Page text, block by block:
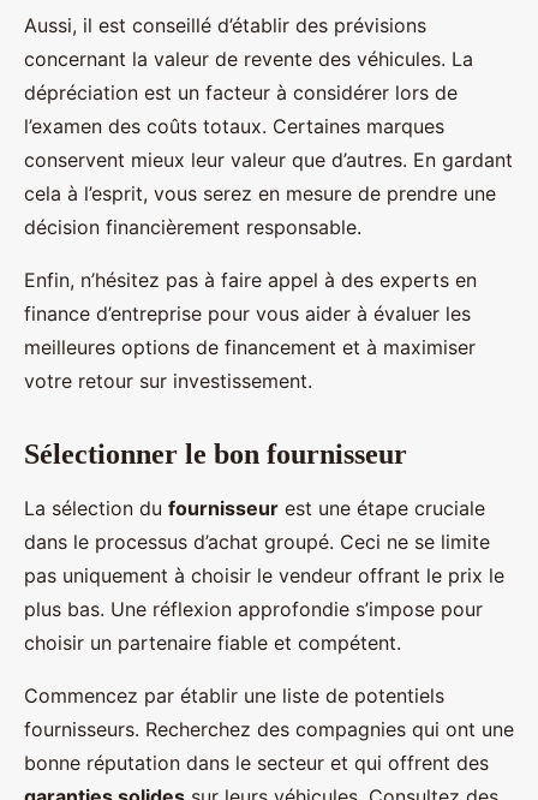
Aussi, il est conseillé d’établir des prévisions
concernant la valeur de revente des véhicules. La
dépréciation est un facteur à considérer lors de
l’examen des coûts totaux. Certaines marques
conservent mieux leur valeur que d’autres. En gardant
cela à l’esprit, vous serez en mesure de prendre une
décision financièrement responsable.
Enfin, n’hésitez pas à faire appel à des experts en
finance d’entreprise pour vous aider à évaluer les
meilleures options de financement et à maximiser
votre retour sur investissement.
Sélectionner le bon fournisseur
La sélection du fournisseur est une étape cruciale
dans le processus d’achat groupé. Ceci ne se limite
pas uniquement à choisir le vendeur offrant le prix le
plus bas. Une réflexion approfondie s’impose pour
choisir un partenaire fiable et compétent.
Commencez par établir une liste de potentiels
fournisseurs. Recherchez des compagnies qui ont une
bonne réputation dans le secteur et qui offrent des